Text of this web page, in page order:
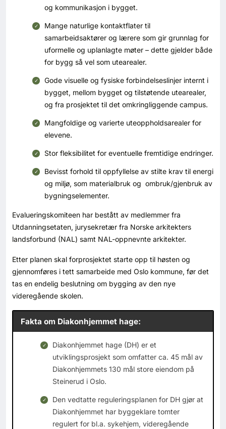
og kommunikasjon i bygget.
Mange naturlige kontaktflater til
samarbeidsaktører og lærere som gir grunnlag for
uformelle og uplanlagte møter – dette gjelder både
for bygg så vel som utearealer.
Gode visuelle og fysiske forbindelseslinjer internt i
bygget, mellom bygget og tilstøtende utearealer,
og fra prosjektet til det omkringliggende campus.
Mangfoldige og varierte uteoppholdsarealer for
elevene.
Stor fleksibilitet for eventuelle fremtidige endringer.
Bevisst forhold til oppfyllelse av stilte krav til energi
og miljø, som materialbruk og ombruk/gjenbruk av
bygningselementer.
Evalueringskomiteen har bestått av medlemmer fra
Utdanningsetaten, jurysekretær fra Norske arkitekters
landsforbund (NAL) samt NAL-oppnevnte arkitekter.
Etter planen skal forprosjektet starte opp til høsten og
gjennomføres i tett samarbeide med Oslo kommune, før det
tas en endelig beslutning om bygging av den nye
videregående skolen.
Fakta om Diakonhjemmet hage:
Diakonhjemmet hage (DH) er et
utviklingsprosjekt som omfatter ca. 45 mål av
Diakonhjemmets 130 mål store eiendom på
Steinerud i Oslo.
Den vedtatte reguleringsplanen for DH gjør at
Diakonhjemmet har byggeklare tomter
regulert for bl.a. sykehjem, videregående